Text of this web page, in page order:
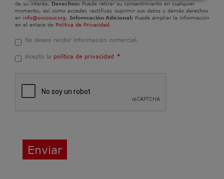
de su interés. Derechos: Puede retirar su consentimiento en cualquier
momento, así como acceder, rectificar, suprimir sus datos y demás derechos
en info@oncosur.org. Información Adicional: Puede ampliar la información
en el enlace de Política de Privacidad.
No deseo recibir información comercial.
Acepto la política de privacidad *
Enviar